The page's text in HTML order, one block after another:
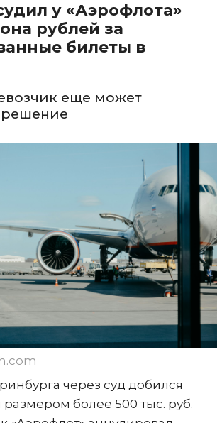
у «Аэрофлота»
рублей за
билеты в
еще может
решение
через суд добился
более 500 тыс. руб.